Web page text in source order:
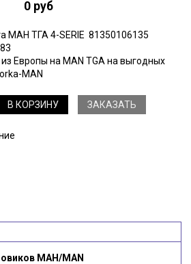
0 руб
МАН ТГА 4-SERIE 81350106135
Европы на MAN TGA на выгодных
MAN
В КОРЗИНУ ЗАКАЗАТЬ
МАН/MAN